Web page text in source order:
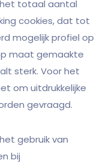
het totaal aantal
cookies, dat tot
mogelijk profiel op
maat gemaakte
sterk. Voor het
om uitdrukkelijke
gevraagd.
gebruik van
bij